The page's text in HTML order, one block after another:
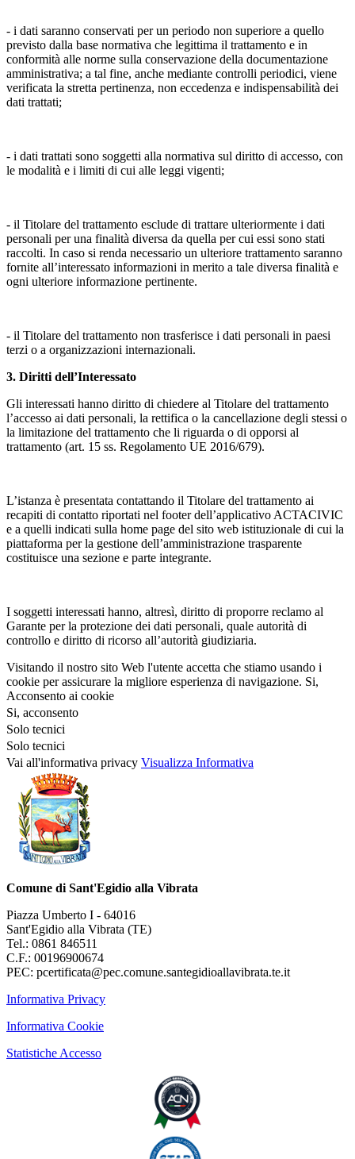
- i dati saranno conservati per un periodo non superiore a quello
previsto dalla base normativa che legittima il trattamento e in
conformità alle norme sulla conservazione della documentazione
amministrativa; a tal fine, anche mediante controlli periodici, viene
verificata la stretta pertinenza, non eccedenza e indispensabilità dei
dati trattati;
- i dati trattati sono soggetti alla normativa sul diritto di accesso, con
le modalità e i limiti di cui alle leggi vigenti;
- il Titolare del trattamento esclude di trattare ulteriormente i dati
personali per una finalità diversa da quella per cui essi sono stati
raccolti. In caso si renda necessario un ulteriore trattamento saranno
fornite all’interessato informazioni in merito a tale diversa finalità e
ogni ulteriore informazione pertinente.
- il Titolare del trattamento non trasferisce i dati personali in paesi
terzi o a organizzazioni internazionali.
3. Diritti dell’Interessato
Gli interessati hanno diritto di chiedere al Titolare del trattamento
l’accesso ai dati personali, la rettifica o la cancellazione degli stessi o
la limitazione del trattamento che li riguarda o di opporsi al
trattamento (art. 15 ss. Regolamento UE 2016/679).
L’istanza è presentata contattando il Titolare del trattamento ai
recapiti di contatto riportati nel footer dell’applicativo ACTACIVIC
e a quelli indicati sulla home page del sito web istituzionale di cui la
piattaforma per la gestione dell’amministrazione trasparente
costituisce una sezione e parte integrante.
I soggetti interessati hanno, altresì, diritto di proporre reclamo al
Garante per la protezione dei dati personali, quale autorità di
controllo e diritto di ricorso all’autorità giudiziaria.
Visitando il nostro sito Web l'utente accetta che stiamo usando i
cookie per assicurare la migliore esperienza di navigazione. Si,
Acconsento ai cookie
Si, acconsento
Solo tecnici
Solo tecnici
Vai all'informativa privacy Visualizza Informativa
Comune di Sant'Egidio alla Vibrata
Piazza Umberto I - 64016
Sant'Egidio alla Vibrata (TE)
Tel.: 0861 846511
C.F.: 00196900674
PEC: pcertificata@pec.comune.santegidioallavibrata.te.it
Informativa Privacy
Informativa Cookie
Statistiche Accesso